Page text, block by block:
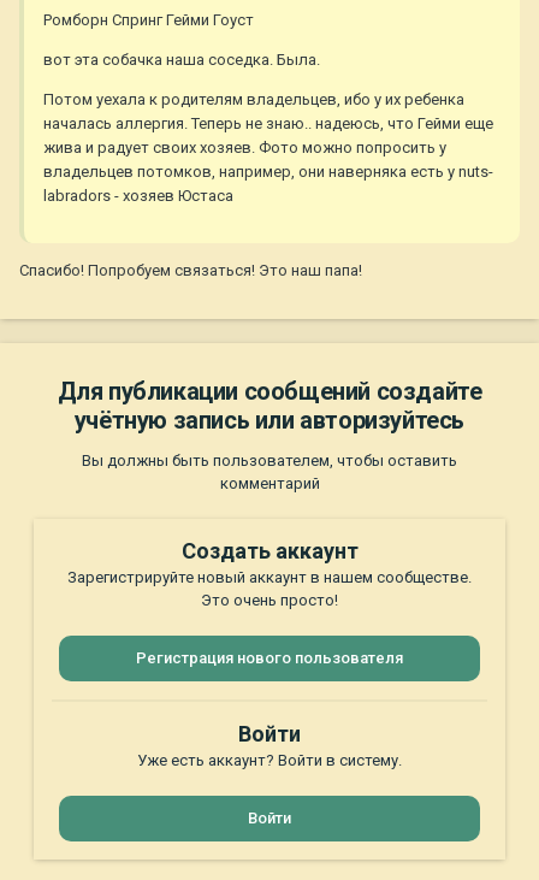
Ромборн Спринг Гейми Гоуст
вот эта собачка наша соседка. Была.
Потом уехала к родителям владельцев, ибо у их ребенка
началась аллергия. Теперь не знаю.. надеюсь, что Гейми еще
жива и радует своих хозяев. Фото можно попросить у
владельцев потомков, например, они наверняка есть у nuts-
labradors - хозяев Юстаса
Спасибо! Попробуем связаться! Это наш папа!
Для публикации сообщений создайте
учётную запись или авторизуйтесь
Вы должны быть пользователем, чтобы оставить
комментарий
Создать аккаунт
Зарегистрируйте новый аккаунт в нашем сообществе.
Это очень просто!
Регистрация нового пользователя
Войти
Уже есть аккаунт? Войти в систему.
Войти